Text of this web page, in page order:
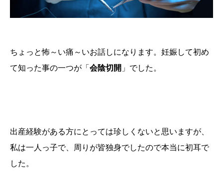
ちょっと怖～い痛～いお話しになります。妊娠して初め
て知った事の一つが「 会陰切開 」でした。
出産経験がある方にとっては珍しくないと思いますが、
私は一人っ子で、周りが皆独身でしたので本当に初耳で
した。